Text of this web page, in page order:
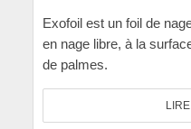
Exofoil est un foil de
en nage libre, à la
de palmes.